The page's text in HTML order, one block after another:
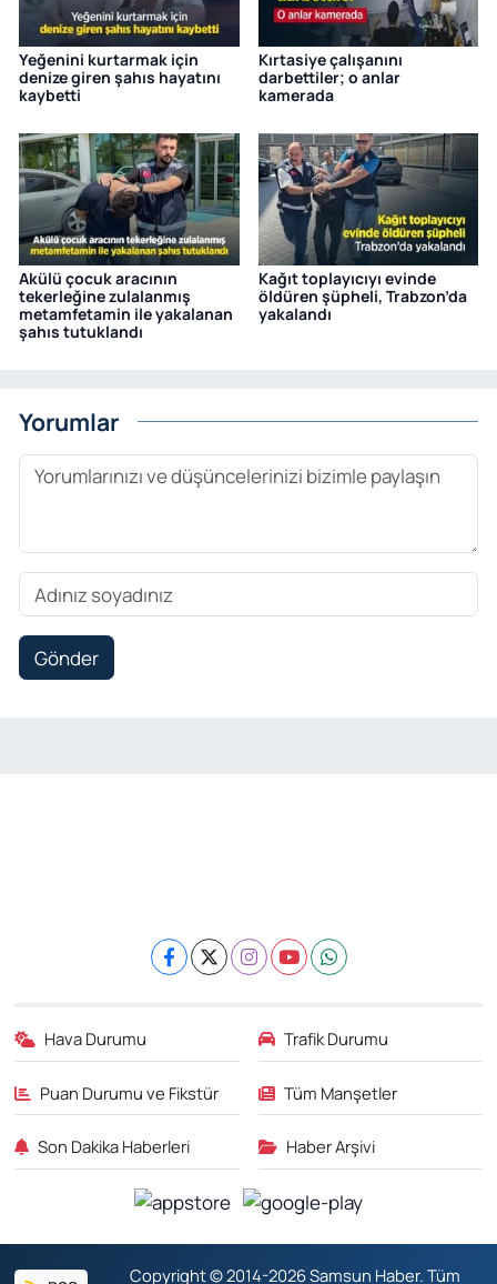
Yeğenini kurtarmak için
denize giren şahıs hayatını
kaybetti
Kırtasiye çalışanını
darbettiler; o anlar
kamerada
Akülü çocuk aracının
tekerleğine zulalanmış
metamfetamin ile yakalanan
şahıs tutuklandı
Kağıt toplayıcıyı evinde
öldüren şüpheli, Trabzon’da
yakalandı
Yorumlar
Gönder
Hava Durumu Trafik Durumu
Puan Durumu ve Fikstür Tüm Manşetler
Son Dakika Haberleri Haber Arşivi
Copyright © 2014-2026 Samsun Haber. Tüm